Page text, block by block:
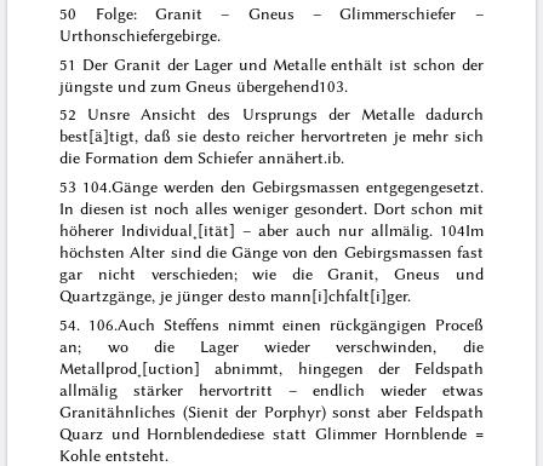
50 Folge: Granit – Gneus – Glimmerschiefer –
Urthonschiefergebirge.
51 Der Granit der Lager und Metalle enthält ist schon der
jüngste und zum Gneus übergehend103.
52 Unsre Ansicht des Ursprungs der Metalle dadurch
best[ä]tigt, daß sie desto reicher hervortreten je mehr sich
die Formation dem Schiefer annähert.ib.
53 104.Gänge werden den Gebirgsmassen entgegengesetzt.
In diesen ist noch alles weniger gesondert. Dort schon mit
höherer Individual˖[ität] – aber auch nur allmälig. 104Im
höchsten Alter sind die Gänge von den Gebirgsmassen fast
gar nicht verschieden; wie die Granit, Gneus und
Quartzgänge, je jünger desto mann[i]chfalt[i]ger.
54. 106.Auch Steffens nimmt einen rückgängigen Proceß
an; wo die Lager wieder verschwinden, die
Metallprod˖[uction] abnimmt, hingegen der Feldspath
allmälig stärker hervortritt – endlich wieder etwas
Granitähnliches (Sienit der Porphyr) sonst aber Feldspath
Quarz und Hornblendediese statt Glimmer Hornblende =
Kohle entsteht.